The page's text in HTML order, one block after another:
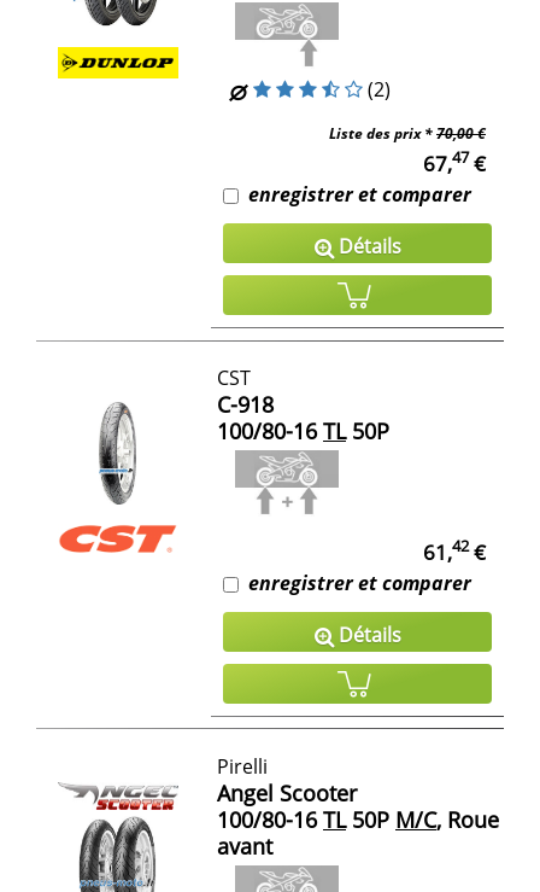
(2)
Liste des prix *70,00 €
67,47 €
enregistrer et comparer
Détails
CST
C-918
100/80-16 TL50P
61,42€
enregistrer et comparer
Détails
Pirelli
Angel Scooter
100/80-16 TL50P M/C, Roue
avant